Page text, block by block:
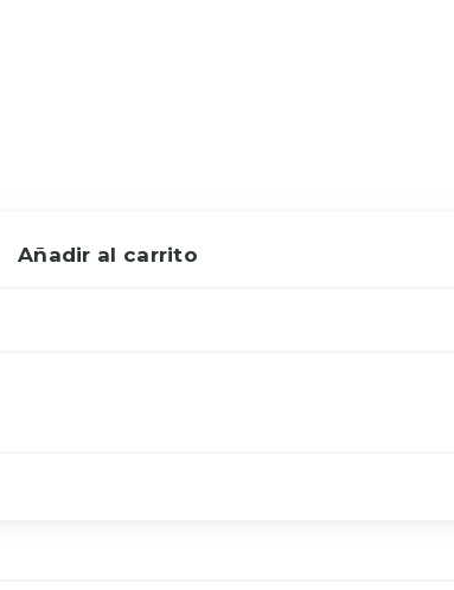
Añadir al carrito